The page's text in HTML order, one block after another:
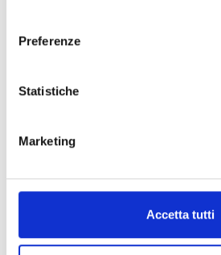
Preferenze
Statistiche
Marketing
Accetta tutti